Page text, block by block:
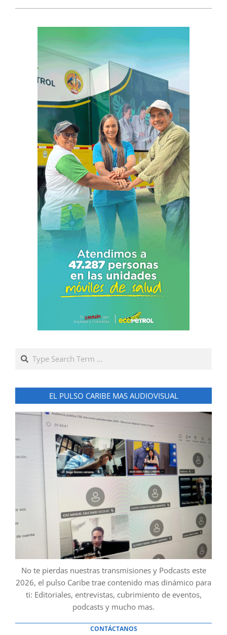
Search
EL PULSO CARIBE MAS AUDIOVISUAL
No te pierdas nuestras transmisiones y Podcasts este
2026, el pulso Caribe trae contenido mas dinámico para
ti: Editoriales, entrevistas, cubrimiento de eventos,
podcasts y mucho mas.
CONTÁCTANOS